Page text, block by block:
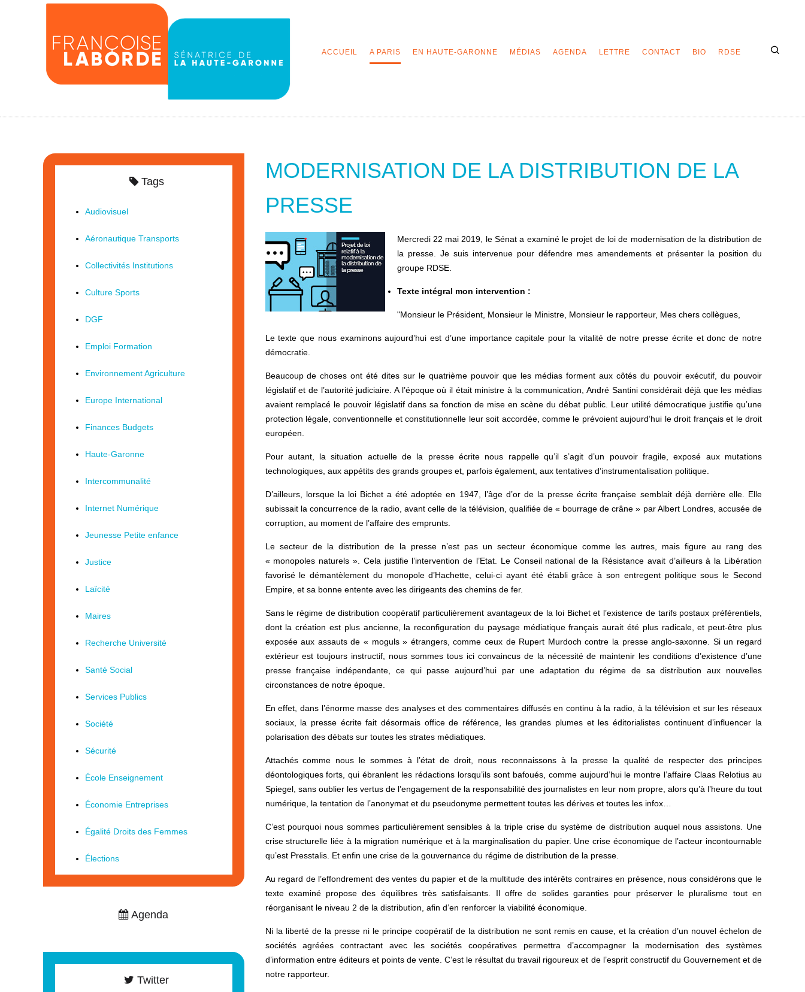
ACCUEIL A PARIS EN HAUTE-GARONNE MÉDIAS AGENDA LETTRE CONTACT BIO RDSE
MODERNISATION DE LA DISTRIBUTION DE LA
PRESSE
Mercredi 22 mai 2019, le Sénat a examiné le projet de loi de modernisation de la distribution de
la presse. Je suis intervenue pour défendre mes amendements et présenter la position du
groupe RDSE.
Texte intégral mon intervention :
"Monsieur le Président, Monsieur le Ministre, Monsieur le rapporteur, Mes chers collègues,
Le texte que nous examinons aujourd’hui est d’une importance capitale pour la vitalité de notre presse écrite et donc de notre
démocratie.
Beaucoup de choses ont été dites sur le quatrième pouvoir que les médias forment aux côtés du pouvoir exécutif, du pouvoir
législatif et de l’autorité judiciaire. A l’époque où il était ministre à la communication, André Santini considérait déjà que les médias
avaient remplacé le pouvoir législatif dans sa fonction de mise en scène du débat public. Leur utilité démocratique justifie qu’une
protection légale, conventionnelle et constitutionnelle leur soit accordée, comme le prévoient aujourd’hui le droit français et le droit
européen.
Pour autant, la situation actuelle de la presse écrite nous rappelle qu’il s’agit d’un pouvoir fragile, exposé aux mutations
technologiques, aux appétits des grands groupes et, parfois également, aux tentatives d’instrumentalisation politique.
D’ailleurs, lorsque la loi Bichet a été adoptée en 1947, l’âge d’or de la presse écrite française semblait déjà derrière elle. Elle
subissait la concurrence de la radio, avant celle de la télévision, qualifiée de « bourrage de crâne » par Albert Londres, accusée de
corruption, au moment de l’affaire des emprunts.
Le secteur de la distribution de la presse n’est pas un secteur économique comme les autres, mais figure au rang des
« monopoles naturels ». Cela justifie l’intervention de l’Etat. Le Conseil national de la Résistance avait d’ailleurs à la Libération
favorisé le démantèlement du monopole d’Hachette, celui-ci ayant été établi grâce à son entregent politique sous le Second
Empire, et sa bonne entente avec les dirigeants des chemins de fer.
Sans le régime de distribution coopératif particulièrement avantageux de la loi Bichet et l’existence de tarifs postaux préférentiels,
dont la création est plus ancienne, la reconfiguration du paysage médiatique français aurait été plus radicale, et peut-être plus
exposée aux assauts de « moguls » étrangers, comme ceux de Rupert Murdoch contre la presse anglo-saxonne. Si un regard
extérieur est toujours instructif, nous sommes tous ici convaincus de la nécessité de maintenir les conditions d’existence d’une
presse française indépendante, ce qui passe aujourd’hui par une adaptation du régime de sa distribution aux nouvelles
circonstances de notre époque.
En effet, dans l’énorme masse des analyses et des commentaires diffusés en continu à la radio, à la télévision et sur les réseaux
sociaux, la presse écrite fait désormais office de référence, les grandes plumes et les éditorialistes continuent d’influencer la
polarisation des débats sur toutes les strates médiatiques.
Attachés comme nous le sommes à l’état de droit, nous reconnaissons à la presse la qualité de respecter des principes
déontologiques forts, qui ébranlent les rédactions lorsqu’ils sont bafoués, comme aujourd’hui le montre l’affaire Claas Relotius au
Spiegel, sans oublier les vertus de l’engagement de la responsabilité des journalistes en leur nom propre, alors qu’à l’heure du tout
numérique, la tentation de l’anonymat et du pseudonyme permettent toutes les dérives et toutes les infox…
C’est pourquoi nous sommes particulièrement sensibles à la triple crise du système de distribution auquel nous assistons. Une
crise structurelle liée à la migration numérique et à la marginalisation du papier. Une crise économique de l’acteur incontournable
qu’est Presstalis. Et enfin une crise de la gouvernance du régime de distribution de la presse.
Au regard de l’effondrement des ventes du papier et de la multitude des intérêts contraires en présence, nous considérons que le
texte examiné propose des équilibres très satisfaisants. Il offre de solides garanties pour préserver le pluralisme tout en
réorganisant le niveau 2 de la distribution, afin d’en renforcer la viabilité économique.
Ni la liberté de la presse ni le principe coopératif de la distribution ne sont remis en cause, et la création d’un nouvel échelon de
sociétés agréées contractant avec les sociétés coopératives permettra d’accompagner la modernisation des systèmes
d’information entre éditeurs et points de vente. C’est le résultat du travail rigoureux et de l’esprit constructif du Gouvernement et de
notre rapporteur.
Tags
Audiovisuel
Aéronautique Transports
Collectivités Institutions
Culture Sports
DGF
Emploi Formation
Environnement Agriculture
Europe International
Finances Budgets
Haute-Garonne
Intercommunalité
Internet Numérique
Jeunesse Petite enfance
Justice
Laïcité
Maires
Recherche Université
Santé Social
Services Publics
Société
Sécurité
École Enseignement
Économie Entreprises
Égalité Droits des Femmes
Élections
Agenda
Twitter